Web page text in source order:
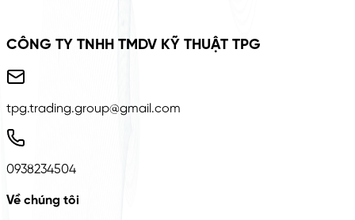
CÔNG TY TNHH TMDV KỸ THUẬT TPG
tpg.trading.group@gmail.com
0938234504
Về chúng tôi